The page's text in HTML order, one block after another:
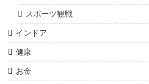
スポーツ観戦
インドア
健康
お金